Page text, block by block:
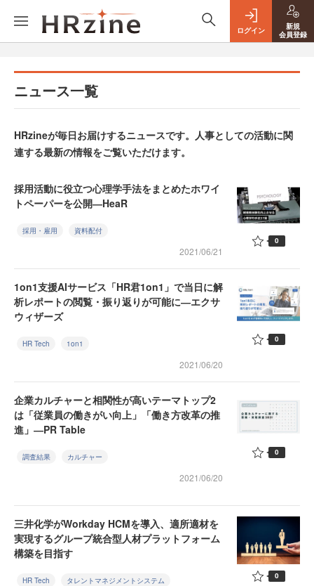
ログイン
新規
会員登録
ニュース一覧
HRzineが毎日お届けするニュースです。人事としての活動に関
連する最新の情報をご覧いただけます。
採用活動に役立つ心理学手法をまとめたホワイ
トペーパーを公開―HeaR
採用・雇用 資料配付
2021/06/21
0
1on1支援AIサービス「HR君1on1」で当日に解
析レポートの閲覧・振り返りが可能に―エクサ
ウィザーズ
HR Tech 1on1
2021/06/20
0
企業カルチャーと相関性が高いテーマトップ2
は「従業員の働きがい向上」「働き方改革の推
進」―PR Table
調査結果 カルチャー
2021/06/20
0
三井化学がWorkday HCMを導入、適所適材を
実現するグループ統合型人材プラットフォーム
構築を目指す
HR Tech タレントマネジメントシステム 0